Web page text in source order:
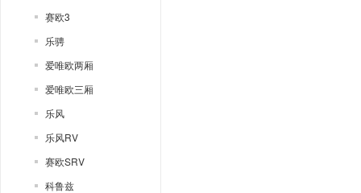
赛欧3
乐骋
爱唯欧两厢
爱唯欧三厢
乐风
乐风RV
赛欧SRV
科鲁兹